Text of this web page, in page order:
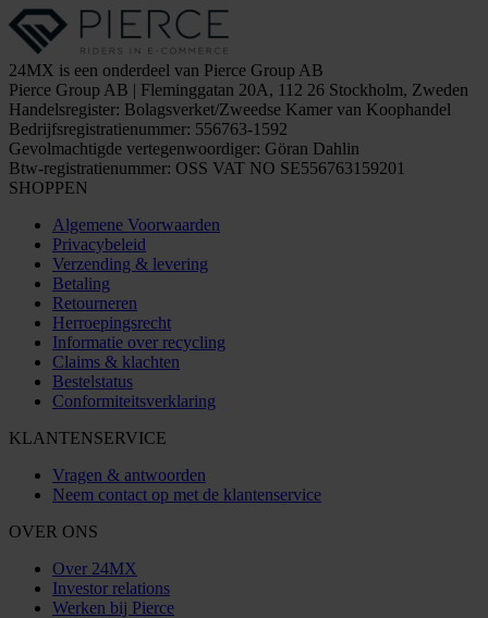
24MX is een onderdeel van Pierce Group AB
Pierce Group AB | Fleminggatan 20A, 112 26 Stockholm, Zweden
Handelsregister: Bolagsverket/Zweedse Kamer van Koophandel
Bedrijfsregistratienummer: 556763-1592
Gevolmachtigde vertegenwoordiger: Göran Dahlin
Btw-registratienummer: OSS VAT NO SE556763159201
SHOPPEN
Algemene Voorwaarden
Privacybeleid
Verzending & levering
Betaling
Retourneren
Herroepingsrecht
Informatie over recycling
Claims & klachten
Bestelstatus
Conformiteitsverklaring
KLANTENSERVICE
Vragen & antwoorden
Neem contact op met de klantenservice
OVER ONS
Over 24MX
Investor relations
Werken bij Pierce